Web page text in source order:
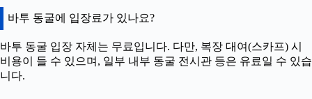
바투 동굴에 입장료가 있나요?
바투 동굴 입장 자체는 무료입니다. 다만, 복장 대여(스카프) 시
비용이 들 수 있으며, 일부 내부 동굴 전시관 등은 유료일 수 있습
니다.